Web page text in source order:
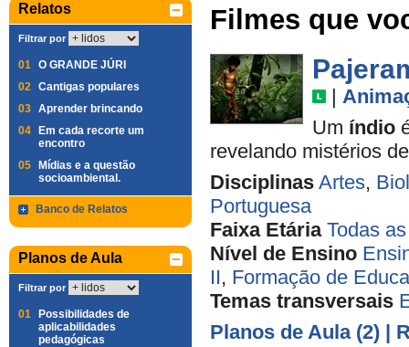
Relatos
Filtrar por
01 O GRANDE JÚRI
02 Cantigas populares
03 Aprender brincando
04
Em cada recorte um
encontro
05
Mídias e a questão
socioambiental.
Banco de Relatos
Planos de Aula
Filtrar por
01
Possibilidades de
aplicabilidades
pedagógicas
Filmes que
|
Um índio
revelando mistérios
Disciplinas Artes,
Portuguesa
Faixa Etária Todas
Nível de Ensino
II, Formação de
Temas transversais
Planos de Aula (2) |